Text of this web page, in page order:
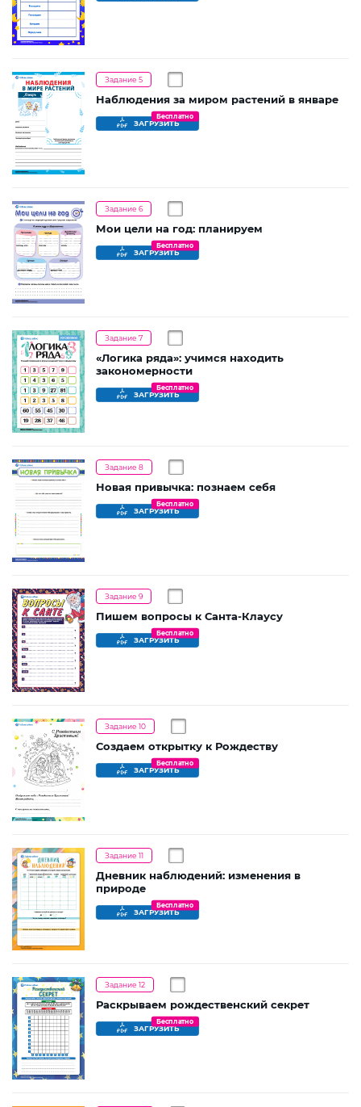
Задание 5
Наблюдения за миром растений в январе
ЗАГРУЗИТЬ
Бесплатно
Задание 6
Мои цели на год: планируем
ЗАГРУЗИТЬ
Бесплатно
Задание 7
«Логика ряда»: учимся находить
закономерности
ЗАГРУЗИТЬ
Бесплатно
Задание 8
Новая привычка: познаем себя
ЗАГРУЗИТЬ
Бесплатно
Задание 9
Пишем вопросы к Санта-Клаусу
ЗАГРУЗИТЬ
Бесплатно
Задание 10
Создаем открытку к Рождеству
ЗАГРУЗИТЬ
Бесплатно
Задание 11
Дневник наблюдений: изменения в
природе
ЗАГРУЗИТЬ
Бесплатно
Задание 12
Раскрываем рождественский секрет
ЗАГРУЗИТЬ
Бесплатно